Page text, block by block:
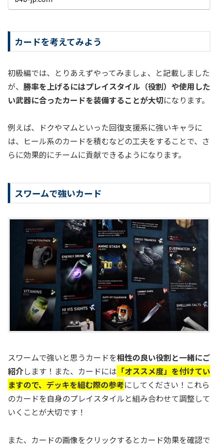
カードを考えてみよう
初級編では、とりあえずやってみましょ、と記載しました
が、 勝率を上げるにはプレイスタイル（役割）や使用した
い武器に合ったカードを装備することが大切になります。
例えば、ドクやマムといった回復支援系に強いキャラに
は、ヒール系のカードを積むなどの工夫をすることで、さ
らに効果的にチームに貢献できるようになります。
スワームで強いカード
スワームで強いと思うカードを相性の良い役割と一緒にご
紹介します！また、カードには 「オススメ度」を付けてい
ますので、デッキを組む際の参考にしてください！これら
のカードを自身のプレイスタイルと組み合わせて調整して
いくことが大切です！
また、カードの画像をクリックするとカード効果を確認で